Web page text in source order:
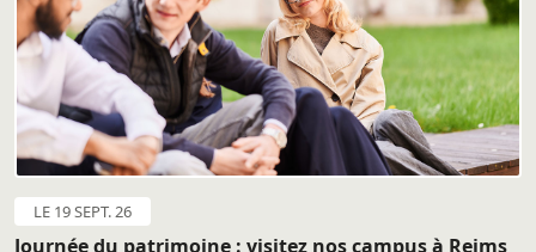
LE 19 SEPT. 26
Journée du patrimoine : visitez nos campus à Reims